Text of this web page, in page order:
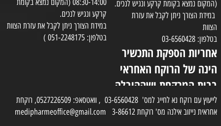
(המקום נמצא בקומת קרקע ונגיש לנכים.
במידת הצורך ניתן לקבל את עזרת
הצוות
בטלפון: 03-6560428
אחריות הספקת התכשיר
הינה של הרוקח האחראי
בבית המרקחת ושההובלה
בפועל תעשה בעזרת
השליח
קרקע ונגיש לנכים.
במידת הצורך ניתן לקבל את עזרת הצוות
בטלפון: 051-2248175 )
לייעוץ עם רוקח נא לחייג למס' 03-6560428 , וואטסאפ: 0527226509, רוקחת
אחראית נייזוב אילנה מס' רוקחת 3-86612 medipharmeoffice@gmail.com